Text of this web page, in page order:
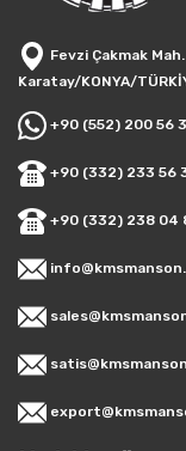
Fevzi Çakmak
Karatay/KONYA/
+90 (552) 200 56
+90 (332) 233 56
+90 (332) 238 04